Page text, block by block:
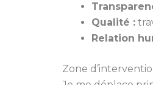
Qualité :
Relation
Zone